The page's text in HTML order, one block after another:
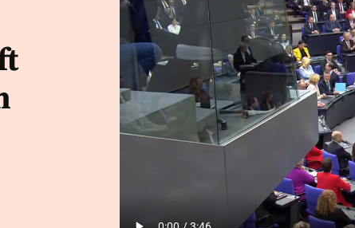
Kurier